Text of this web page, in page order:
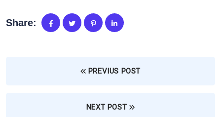
Share:
PREVIUS POST
NEXT POST